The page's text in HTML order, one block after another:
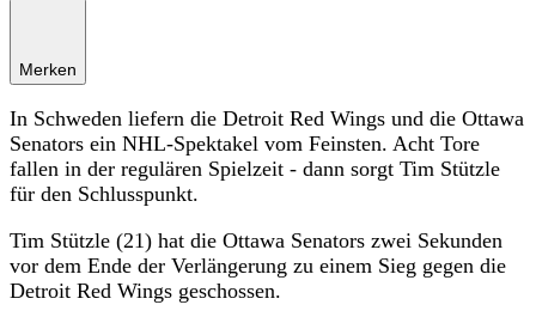
Merken
In Schweden liefern die Detroit Red Wings und die Ottawa
Senators ein NHL-Spektakel vom Feinsten. Acht Tore
fallen in der regulären Spielzeit - dann sorgt Tim Stützle
für den Schlusspunkt.
Tim Stützle (21) hat die Ottawa Senators zwei Sekunden
vor dem Ende der Verlängerung zu einem Sieg gegen die
Detroit Red Wings geschossen.